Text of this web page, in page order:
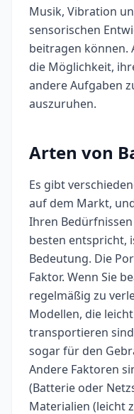
Musik, Vibration
sensorischen
beitragen können.
die Möglichkeit,
andere Aufgaben
auszuruhen.
Arten von
Es gibt
auf dem Markt,
Ihren
besten entspricht,
Bedeutung. Die
Faktor. Wenn Sie
regelmäßig zu
Modellen, die
transportieren
sogar für den
Andere Faktoren
(Batterie oder
Materialien (leicht